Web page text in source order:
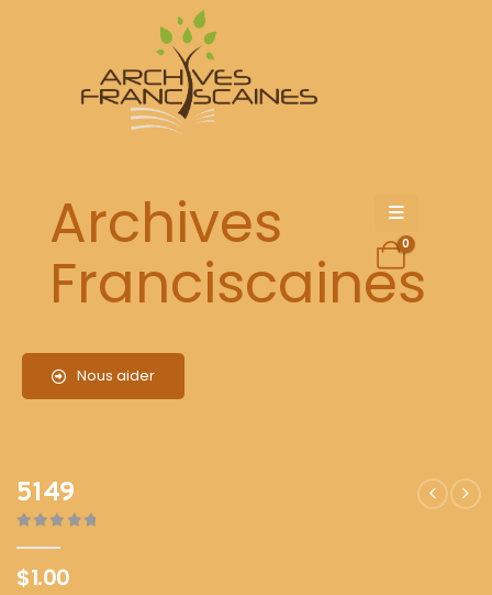
Archives
Franciscaines
Nous aider
0
5149
$1.00